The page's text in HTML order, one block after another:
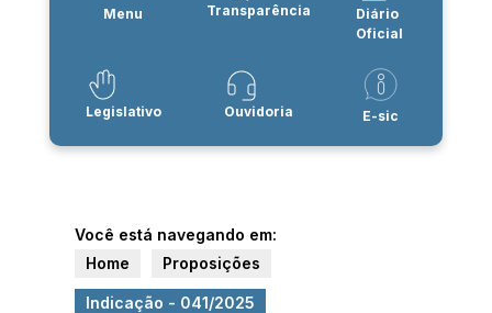
Menu Transparência
Diário
Oficial
Legislativo Ouvidoria E-sic
Você está navegando em:
Home
Proposições
Indicação - 041/2025